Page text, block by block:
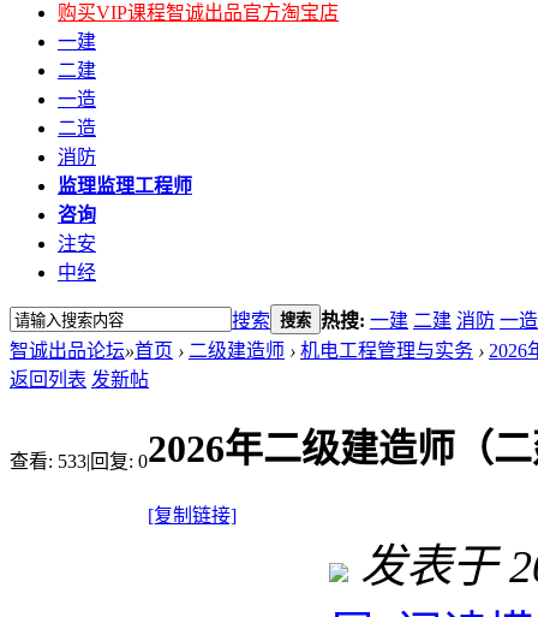
购买VIP课程智诚出品官方淘宝店
一建
二建
一造
二造
消防
监理监理工程师
咨询
注安
中经
搜索 搜索 热搜: 一建 二建 消防 一造
智诚出品论坛»首页 › 二级建造师 › 机电工程管理与实务 › 2026
返回列表 发新帖
查看: 533|回复: 02026年二级建造师（
[复制链接]
发表于